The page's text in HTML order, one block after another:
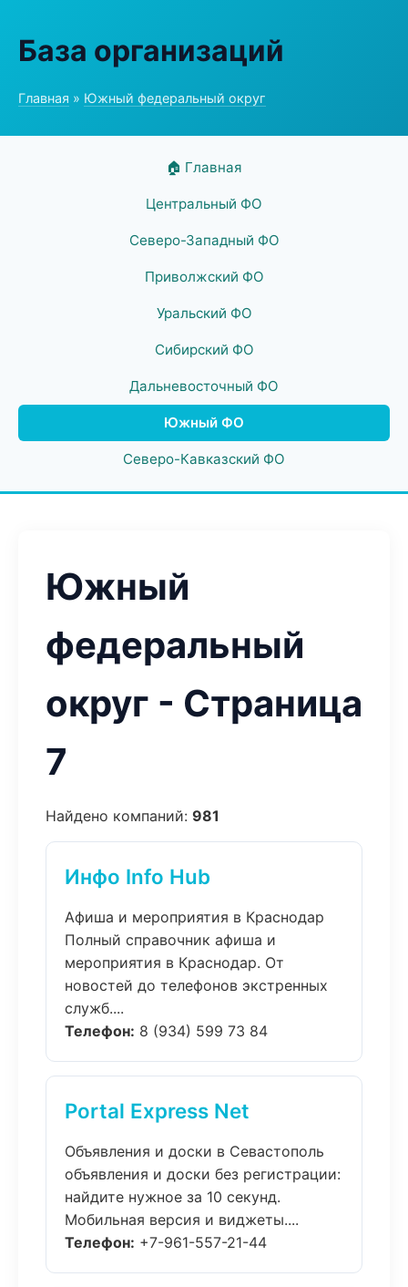
База организаций
Главная » Южный федеральный округ
🏠 Главная
Центральный ФО
Северо-Западный ФО
Приволжский ФО
Уральский ФО
Сибирский ФО
Дальневосточный ФО
Южный ФО
Северо-Кавказский ФО
Южный
федеральный
округ - Страница
7
Найдено компаний: 981
Инфо Info Hub
Афиша и мероприятия в Краснодар
Полный справочник афиша и
мероприятия в Краснодар. От
новостей до телефонов экстренных
служб....
Телефон: 8 (934) 599 73 84
Portal Express Net
Объявления и доски в Севастополь
объявления и доски без регистрации:
найдите нужное за 10 секунд.
Мобильная версия и виджеты....
Телефон: +7-961-557-21-44